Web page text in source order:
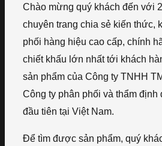
Chào mừng quý khách đến với
chuyên trang chia sẻ kiến thức,
phối hàng hiệu cao cấp, chính
chiết khấu lớn nhất tới khách
sản phẩm của Công ty TNHH
Công ty phân phối và thẩm định
đầu tiên tại Việt Nam.
Để tìm được sản phẩm, quý